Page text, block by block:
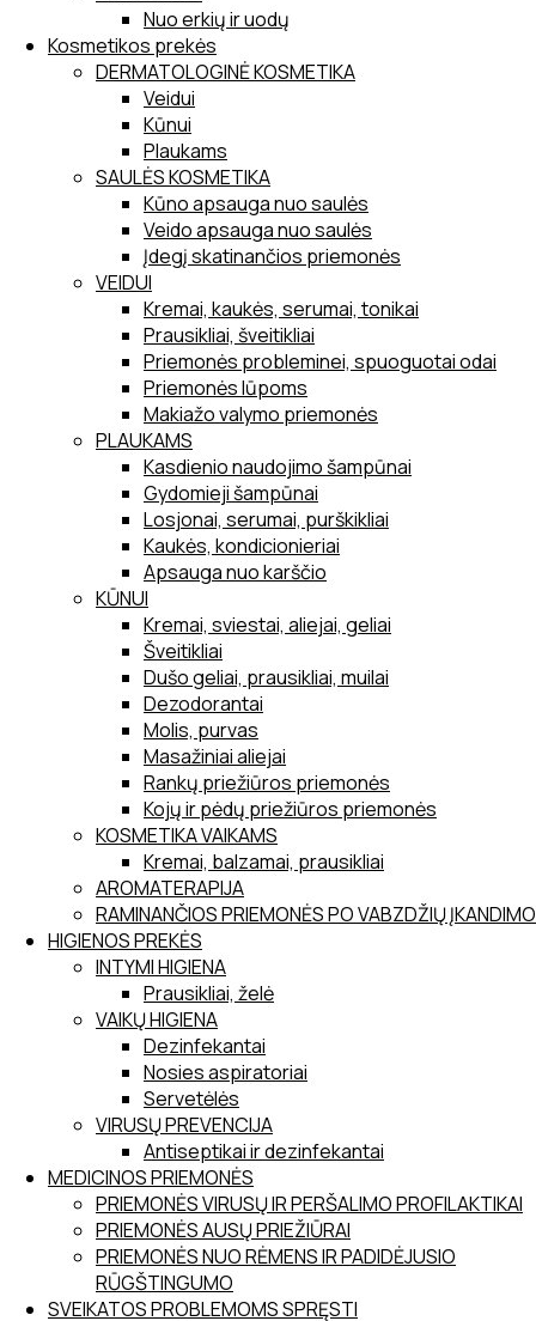
Nuo erkių ir uodų
Kosmetikos prekės
DERMATOLOGINĖ KOSMETIKA
Veidui
Kūnui
Plaukams
SAULĖS KOSMETIKA
Kūno apsauga nuo saulės
Veido apsauga nuo saulės
Įdegį skatinančios priemonės
VEIDUI
Kremai, kaukės, serumai, tonikai
Prausikliai, šveitikliai
Priemonės probleminei, spuoguotai odai
Priemonės lūpoms
Makiažo valymo priemonės
PLAUKAMS
Kasdienio naudojimo šampūnai
Gydomieji šampūnai
Losjonai, serumai, purškikliai
Kaukės, kondicionieriai
Apsauga nuo karščio
KŪNUI
Kremai, sviestai, aliejai, geliai
Šveitikliai
Dušo geliai, prausikliai, muilai
Dezodorantai
Molis, purvas
Masažiniai aliejai
Rankų priežiūros priemonės
Kojų ir pėdų priežiūros priemonės
KOSMETIKA VAIKAMS
Kremai, balzamai, prausikliai
AROMATERAPIJA
RAMINANČIOS PRIEMONĖS PO VABZDŽIŲ ĮKANDIMO
HIGIENOS PREKĖS
INTYMI HIGIENA
Prausikliai, želė
VAIKŲ HIGIENA
Dezinfekantai
Nosies aspiratoriai
Servetėlės
VIRUSŲ PREVENCIJA
Antiseptikai ir dezinfekantai
MEDICINOS PRIEMONĖS
PRIEMONĖS VIRUSŲ IR PERŠALIMO PROFILAKTIKAI
PRIEMONĖS AUSŲ PRIEŽIŪRAI
PRIEMONĖS NUO RĖMENS IR PADIDĖJUSIO
RŪGŠTINGUMO
SVEIKATOS PROBLEMOMS SPRĘSTI